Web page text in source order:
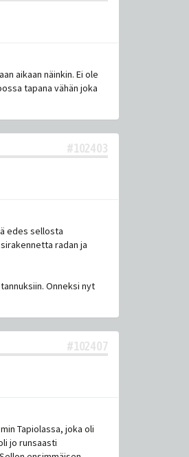
aikaan näinkin. Ei ole
tapana vähän joka
#102403
edes sellosta
radan ja
Onneksi nyt
#102407
Tapiolassa, joka oli
jo runsaasti